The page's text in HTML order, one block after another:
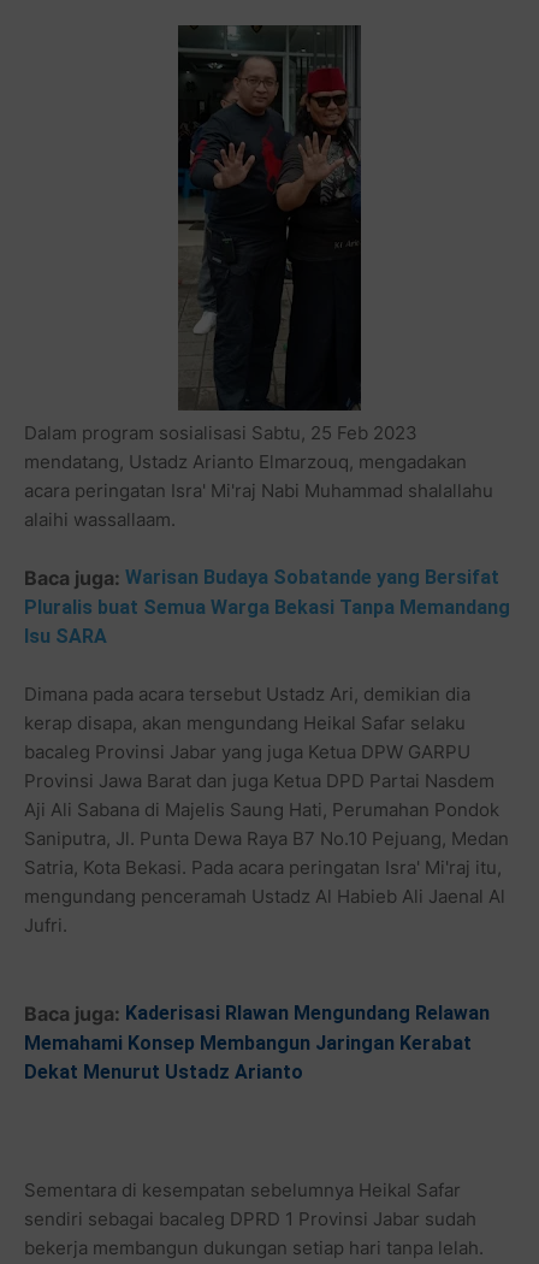
Dalam program sosialisasi Sabtu, 25 Feb 2023
mendatang, Ustadz Arianto Elmarzouq, mengadakan
acara peringatan Isra' Mi'raj Nabi Muhammad shalallahu
alaihi wassallaam.
Baca juga: Warisan Budaya Sobatande yang Bersifat
Pluralis buat Semua Warga Bekasi Tanpa Memandang
Isu SARA
Dimana pada acara tersebut Ustadz Ari, demikian dia
kerap disapa, akan mengundang Heikal Safar selaku
bacaleg Provinsi Jabar yang juga Ketua DPW GARPU
Provinsi Jawa Barat dan juga Ketua DPD Partai Nasdem
Aji Ali Sabana di Majelis Saung Hati, Perumahan Pondok
Saniputra, Jl. Punta Dewa Raya B7 No.10 Pejuang, Medan
Satria, Kota Bekasi. Pada acara peringatan Isra' Mi'raj itu,
mengundang penceramah Ustadz Al Habieb Ali Jaenal Al
Jufri.
Baca juga: Kaderisasi Rlawan Mengundang Relawan
Memahami Konsep Membangun Jaringan Kerabat
Dekat Menurut Ustadz Arianto
Sementara di kesempatan sebelumnya Heikal Safar
sendiri sebagai bacaleg DPRD 1 Provinsi Jabar sudah
bekerja membangun dukungan setiap hari tanpa lelah.